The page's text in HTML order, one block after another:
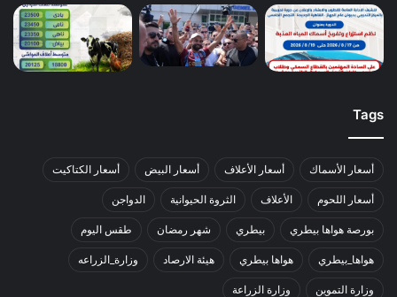
Tags
أسعار الأسماك أسعار الأعلاف أسعار البيض أسعار الكتاكيت
أسعار اللحوم الأعلاف الثروة الحيوانية الدواجن
بورصة هواها بيطري بيطري شهر رمضان طقس اليوم
هواها_بيطري هواها بيطري هيئة الارصاد وزارة_الزراعه
وزارة التموين وزارة الزراعة